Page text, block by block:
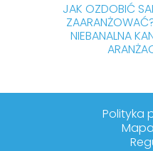
JAK OZDOBIĆ
NIEBANALNA
Polityka